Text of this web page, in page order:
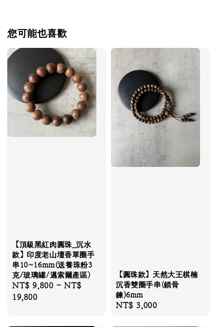
您可能也喜歡
【頂級黑紅肉圓珠_沉水
款】印度老山壇香單圈手
串10~16mm(送養珠粉3
克/玻璃罐/邁索爾產區)
Regular
price
NT$ 9,800 -NT$
19,800
【圓珠款】天然大王棋楠
沉香雙圈手串(鎖骨
鍊)6mm
Regular
NT$ 3,000